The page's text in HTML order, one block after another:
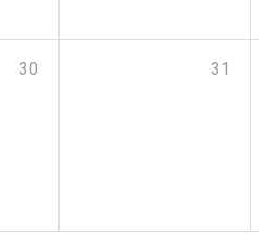
30 31